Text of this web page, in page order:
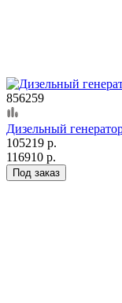
856259
Дизельный
105219 р.
116910 р.
Под заказ